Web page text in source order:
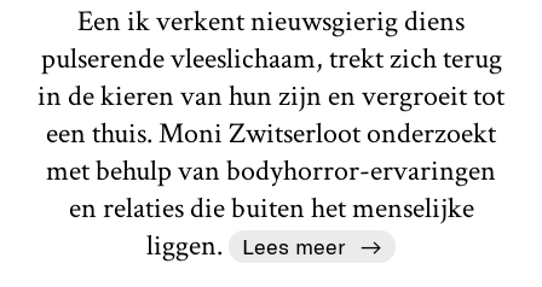
Een ik verkent nieuwsgierig diens
pulserende vleeslichaam, trekt zich terug
in de kieren van hun zijn en vergroeit tot
een thuis. Moni Zwitserloot onderzoekt
met behulp van bodyhorror-ervaringen
en relaties die buiten het menselijke
liggen.
Lees meer